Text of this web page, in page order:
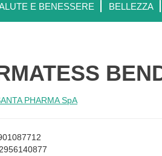
E BENESSERE BELLEZZA
PHARMA SpA